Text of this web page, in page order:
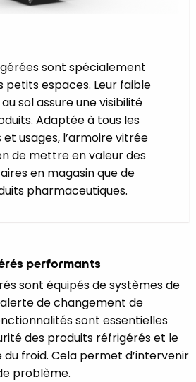
sont spécialement
petits espaces. Leur faible
sol assure une visibilité
Adaptée à tous les
usages, l’armoire vitrée
de mettre en valeur des
en magasin que de
pharmaceutiques.
performants
sont équipés de systèmes de
de changement de
sont essentielles
des produits réfrigérés et le
froid. Cela permet d’intervenir
problème.